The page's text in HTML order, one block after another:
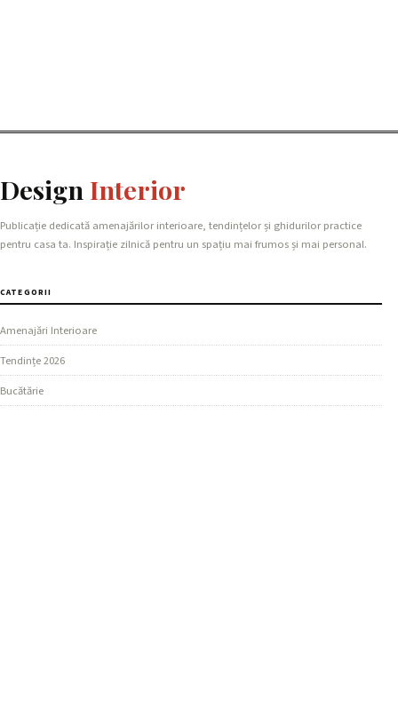
Design Interior
Publicație dedicată amenajărilor interioare, tendințelor și ghidurilor practice
pentru casa ta. Inspirație zilnică pentru un spațiu mai frumos și mai personal.
CATEGORII
Amenajări Interioare
Tendințe 2026
Bucătărie